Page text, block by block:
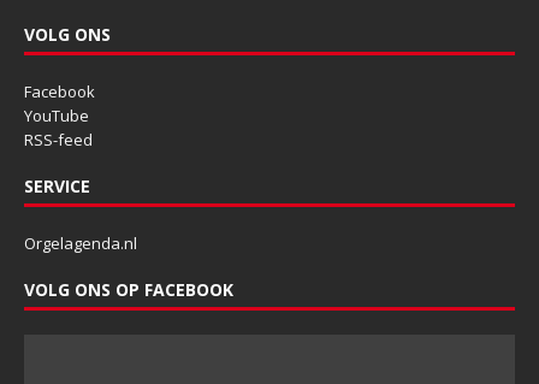
VOLG ONS
Facebook
YouTube
RSS-feed
SERVICE
Orgelagenda.nl
VOLG ONS OP FACEBOOK